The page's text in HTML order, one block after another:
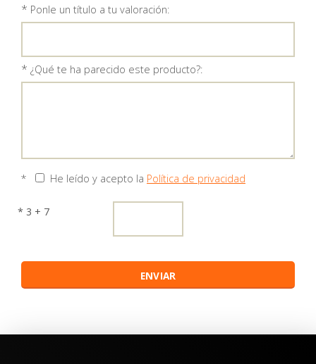
* Ponle un título a tu valoración:
* ¿Qué te ha parecido este producto?:
* He leído y acepto la Política de privacidad
* 3 + 7